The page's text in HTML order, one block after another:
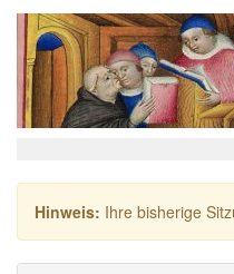
Hinweis: Ihre bisherige